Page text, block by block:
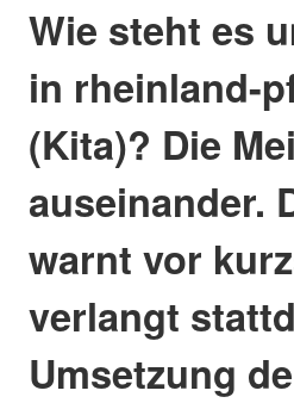
Wie steht es
in rheinland-
(Kita)? Die
auseinander.
warnt vor
verlangt
Umsetzung